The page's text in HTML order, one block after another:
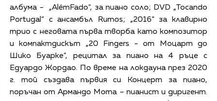
албума - „AlémFado“, за пиано соло; DVD „Tocando
Portugal“ с ансамбъл Rumos; „2016“ за клавирно
трио с неговата първа творба като композитор
и компактдискът „20 Fingers - от Моцарт до
Шико Буарке“, рецитал за пиано на 4 ръце с
Едуардо Жордао. По време на локдауна през 2020
г. той създава първия си Концерт за пиано,
поръчан от Армандо Мота – пианист и диригент.